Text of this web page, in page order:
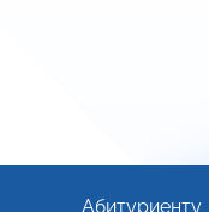
Абитуриенту